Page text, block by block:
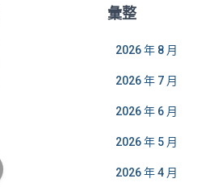
彙整
2026 年 8 月
2026 年 7 月
2026 年 6 月
2026 年 5 月
2026 年 4 月